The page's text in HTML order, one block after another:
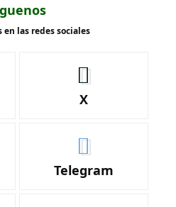
en las redes sociales
X
Telegram